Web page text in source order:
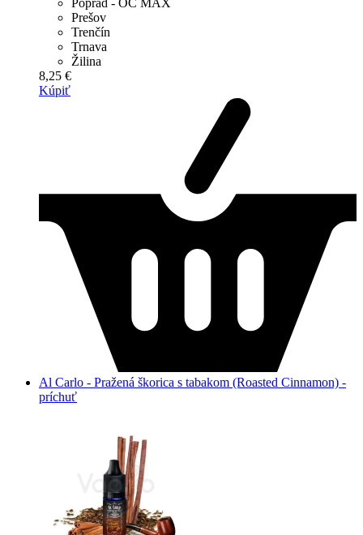
Prešov
Trenčín
Trnava
Žilina
8,25 €
Kúpiť
Al Carlo - Pražená škorica s tabakom (Roasted Cinnamon) -
príchuť